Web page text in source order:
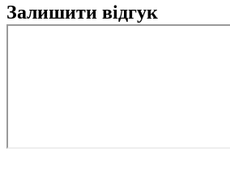
Залишити відгук